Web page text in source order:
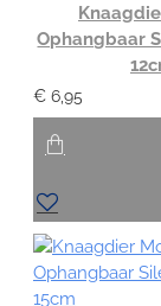
Ophangbaar
€ 6,95